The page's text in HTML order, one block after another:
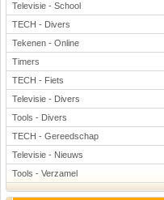
Televisie - School
TECH - Divers
Tekenen - Online
Timers
TECH - Fiets
Televisie - Divers
Tools - Divers
TECH - Gereedschap
Televisie - Nieuws
Tools - Verzamel